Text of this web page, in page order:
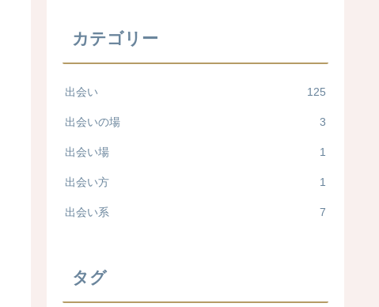
カテゴリー
出会い 125
出会いの場 3
出会い場 1
出会い方 1
出会い系 7
タグ